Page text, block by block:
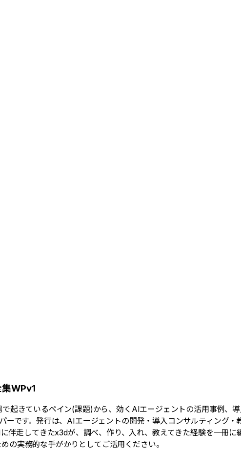
WPv1
起きているペイン(課題)から、効くAIエージェントの活用事例、
です。発行は、AIエージェントの開発・導入コンサルティング
走してきたx3dが、調べ、作り、入れ、教えてきた経験を一冊
の実務的な手がかりとしてご活用ください。